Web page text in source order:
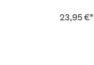
23,95 €*